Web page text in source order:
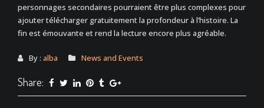
personnages secondaires pourraient être plus complexes pour
ajouter télécharger gratuitement la profondeur à l’histoire. La
fin est émouvante et rend la lecture encore plus agréable.
By : alba News and Events
Share: